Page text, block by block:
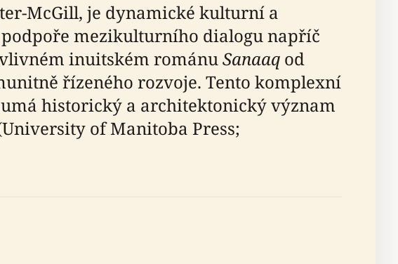
McGill, je dynamické kulturní a
mezikulturního dialogu napříč
inuitském románuSanaaq od
řízeného rozvoje. Tento komplexní
historický a architektonický význam
of Manitoba Press;